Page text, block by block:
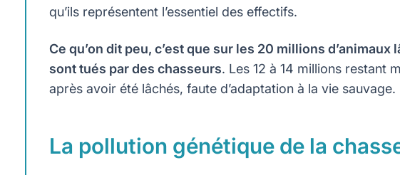
qu’ils représentent l’essentiel des effectifs.
Ce qu’on dit peu, c’est que sur les 20 millions
sont tués par des chasseurs. Les 12 à 14 millions restant
après avoir été lâchés, faute d’adaptation à la vie sauvage.
La pollution génétique de la